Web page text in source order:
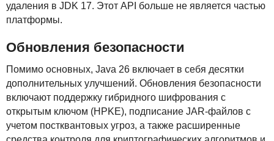
удаления в JDK 17. Этот API больше не является частью
платформы.
Обновления безопасности
Помимо основных, Java 26 включает в себя десятки
дополнительных улучшений. Обновления безопасности
включают поддержку гибридного шифрования с
открытым ключом (HPKE), подписание JAR-файлов с
учетом постквантовых угроз, а также расширенные